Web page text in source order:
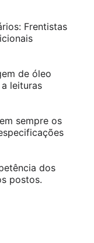
Frentistas
de óleo
leituras
sempre os
dos
postos.